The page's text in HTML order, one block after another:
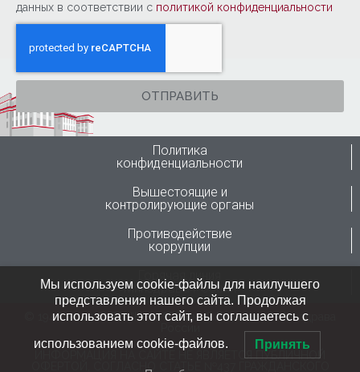
данных в соответствии с политикой конфиденциальности
ОТПРАВИТЬ
Политика
конфиденциальности
Вышестоящие и
контролирующие органы
Противодействие
коррупции
Горячая линия
Минздрава России
© 1946-2024 ФГБУ “ННИИТО им. Я.Л.Цивьяна” Минздрава
ИНФОРМАЦИЯ НА САЙТЕ НЕ ЯВЛЯЕТСЯ ПУБЛИЧНОЙ
ОФЕРТОЙ, СОГЛАСНО СТАТЬЕ №437 ГРАЖДАНСКОГО
Мы используем cookie-файлы для наилучшего
представления нашего сайта. Продолжая
использовать этот сайт, вы соглашаетесь с
использованием cookie-файлов. Принять